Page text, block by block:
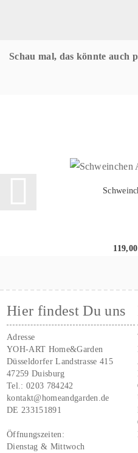
Schau mal, das könnte auch
Hier findest Du uns
Adresse
YOH-ART Home&Garden
Düsseldorfer Landstrasse 415
47259 Duisburg
Tel.:0203 784242
kontakt@homeandgarden.de
DE 233151891
Öffnungszeiten:
Dienstag & Mittwoch